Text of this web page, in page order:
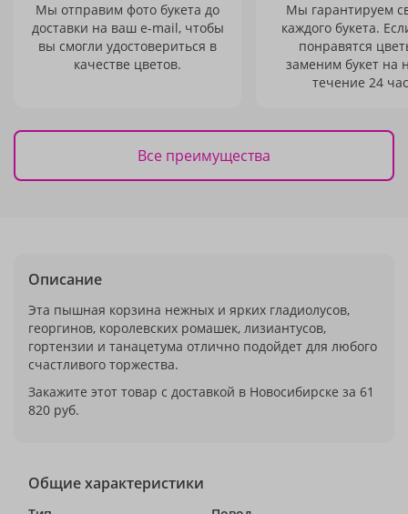
Мы отправим фото букета до
доставки на ваш e-mail, чтобы
вы смогли удостовериться в
качестве цветов.
Мы гарантируем
каждого букета.
понравятся
заменим букет на
течение 24
Все преимущества
Описание
Эта пышная корзина нежных и ярких гладиолусов,
георгинов, королевских ромашек, лизиантусов,
гортензии и танацетума отлично подойдет для любого
счастливого торжества.
Закажите этот товар с доставкой в Новосибирске за 61
820 руб.
Общие характеристики